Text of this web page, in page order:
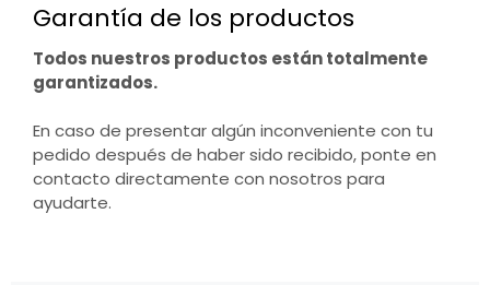
Garantía de los productos
Todos nuestros productos están totalmente
garantizados.
En caso de presentar algún inconveniente con tu
pedido después de haber sido recibido, ponte en
contacto directamente con nosotros para
ayudarte.